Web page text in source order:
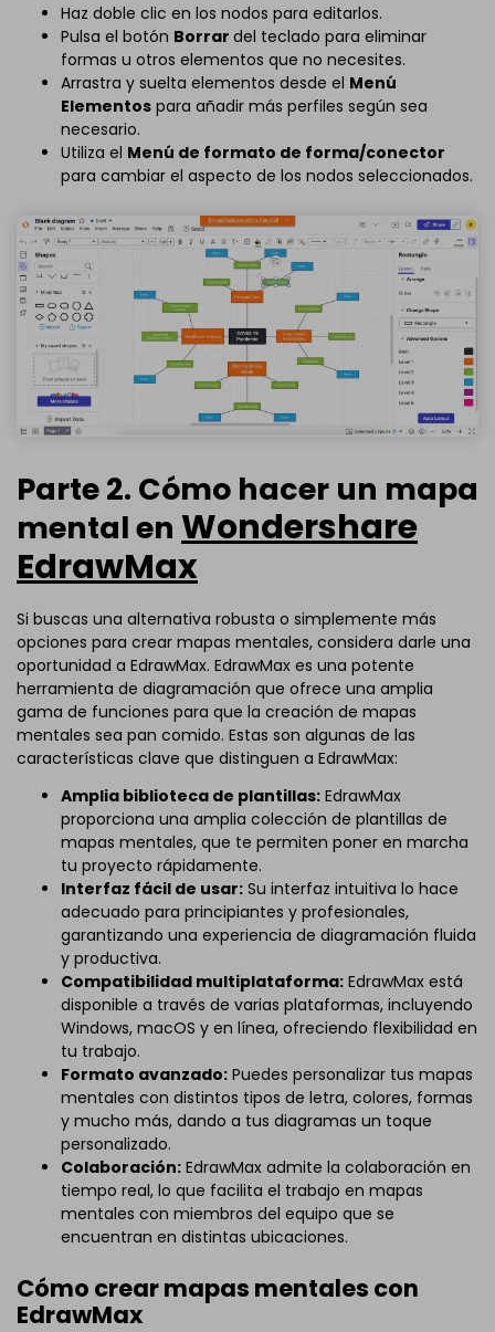
Haz doble clic en los nodos para editarlos.
Pulsa el botón Borrar del teclado para eliminar
formas u otros elementos que no necesites.
Arrastra y suelta elementos desde el Menú
Elementos para añadir más perfiles según sea
necesario.
Utiliza el Menú de formato de forma/conector
para cambiar el aspecto de los nodos seleccionados.
Parte 2. Cómo hacer un mapa
mental en Wondershare
EdrawMax
Si buscas una alternativa robusta o simplemente más
opciones para crear mapas mentales, considera darle una
oportunidad a EdrawMax. EdrawMax es una potente
herramienta de diagramación que ofrece una amplia
gama de funciones para que la creación de mapas
mentales sea pan comido. Estas son algunas de las
características clave que distinguen a EdrawMax:
Amplia biblioteca de plantillas: EdrawMax
proporciona una amplia colección de plantillas de
mapas mentales, que te permiten poner en marcha
tu proyecto rápidamente.
Interfaz fácil de usar: Su interfaz intuitiva lo hace
adecuado para principiantes y profesionales,
garantizando una experiencia de diagramación fluida
y productiva.
Compatibilidad multiplataforma: EdrawMax está
disponible a través de varias plataformas, incluyendo
Windows, macOS y en línea, ofreciendo flexibilidad en
tu trabajo.
Formato avanzado: Puedes personalizar tus mapas
mentales con distintos tipos de letra, colores, formas
y mucho más, dando a tus diagramas un toque
personalizado.
Colaboración: EdrawMax admite la colaboración en
tiempo real, lo que facilita el trabajo en mapas
mentales con miembros del equipo que se
encuentran en distintas ubicaciones.
Cómo crear mapas mentales con
EdrawMax